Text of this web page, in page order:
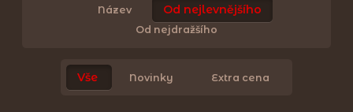
Název Od nejlevnějšího
Od nejdražšího
Vše Novinky Extra cena